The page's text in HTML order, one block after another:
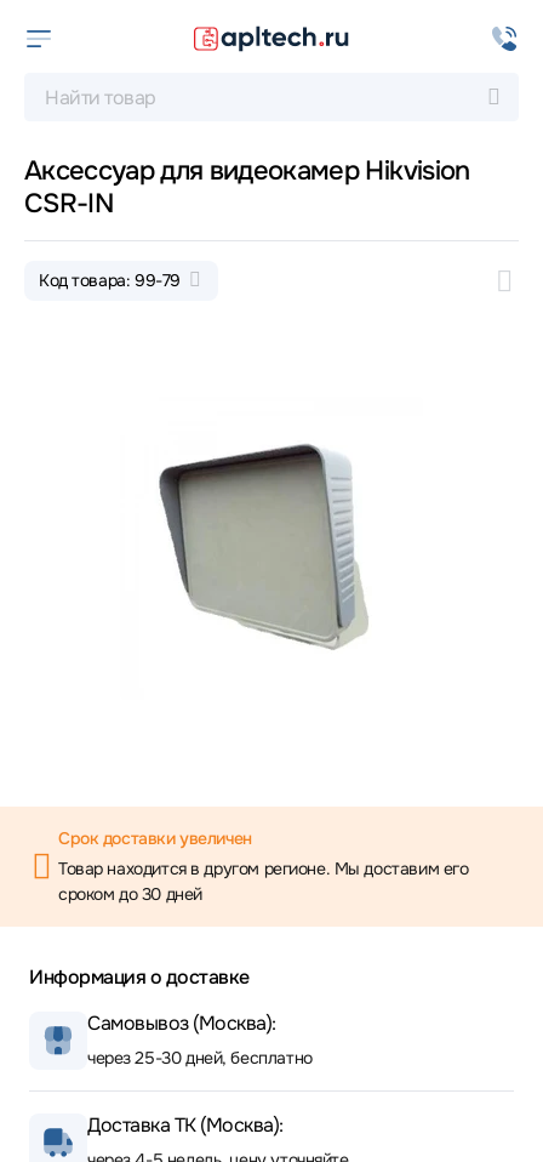
Аксессуар для видеокамер Hikvision
CSR-IN
Код товара: 99-79
Срок доставки увеличен
Товар находится в другом регионе. Мы доставим его
сроком до 30 дней
Информация о доставке
Самовывоз (Москва):
через 25-30 дней, бесплатно
Доставка ТК (Москва):